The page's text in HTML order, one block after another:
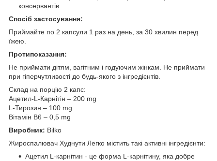
консервантів
Спосіб застосування:
Приймайте по 2 капсули 1 раз на день, за 30 хвилин перед
їжею.
Протипоказання:
Не приймати дітям, вагітним і годуючим жінкам. Не приймати
при гіперчутливості до будь-якого з інгредієнтів.
Склад на порцію 2 капс:
Ацетил-L-Карнітін – 200 mg
L-Тирозин – 100 mg
Вітамін В6 – 0,5 mg
Виробник: Bilko
Жироспалювач Худнути Легко містить такі активні інгредієнти:
Ацетил L-карнітин - це форма L-карнітину, яка добре